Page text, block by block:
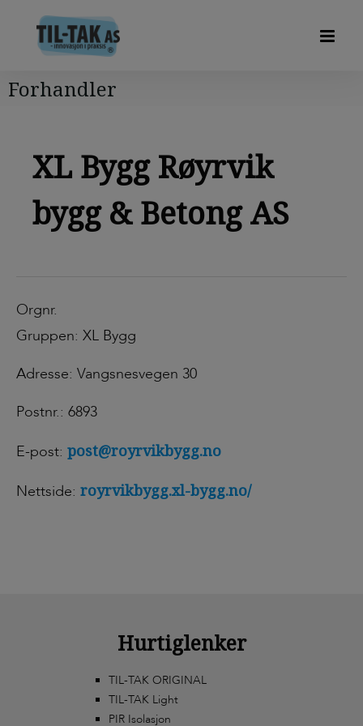
Forhandler
XL Bygg Røyrvik
bygg & Betong AS
Orgnr.
Gruppen: XL Bygg
Adresse: Vangsnesvegen 30
Postnr.: 6893
E-post: post@royrvikbygg.no
Nettside: royrvikbygg.xl-bygg.no/
Hurtiglenker
TIL-TAK ORIGINAL
TIL-TAK Light
PIR Isolasjon